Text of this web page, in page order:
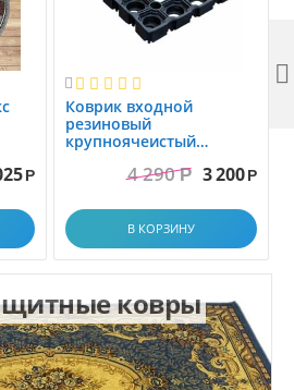
Р

Коврик вxодной
резиновый
крупноячеистый
1.0x1.5 м4 290 Р 3 200 Р
В КОРЗИНУ

ковры